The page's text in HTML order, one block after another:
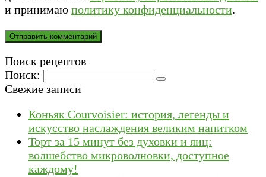
и принимаю политику конфиденциальности.
Поиск рецептов
Поиск:
Свежие записи
Коньяк Courvoisier: история, легенды и
искусство наслаждения великим напитком
Торт за 15 минут без духовки и яиц:
волшебство микроволновки, доступное
каждому!